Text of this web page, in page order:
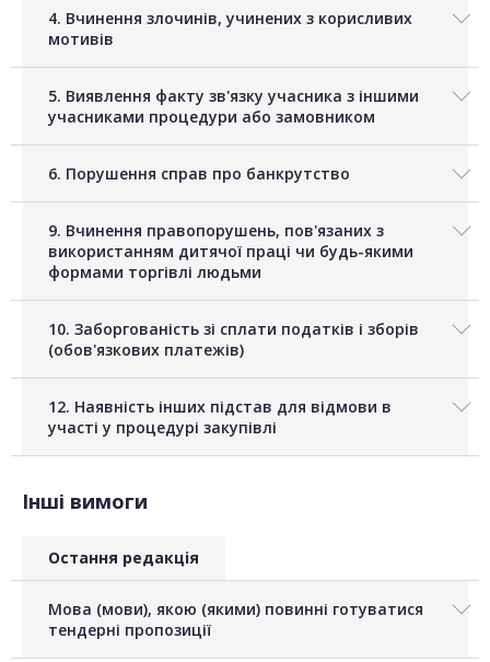
4. Вчинення злочинів, учинених з корисливих
мотивів
5. Виявлення факту зв'язку учасника з іншими
учасниками процедури або замовником
6. Порушення справ про банкрутство
9. Вчинення правопорушень, пов'язаних з
використанням дитячої праці чи будь-якими
формами торгівлі людьми
10. Заборгованість зі сплати податків і зборів
(обов'язкових платежів)
12. Наявність інших підстав для відмови в
участі у процедурі закупівлі
Інші вимоги
Остання редакція
Мова (мови), якою (якими) повинні готуватися
тендерні пропозиції